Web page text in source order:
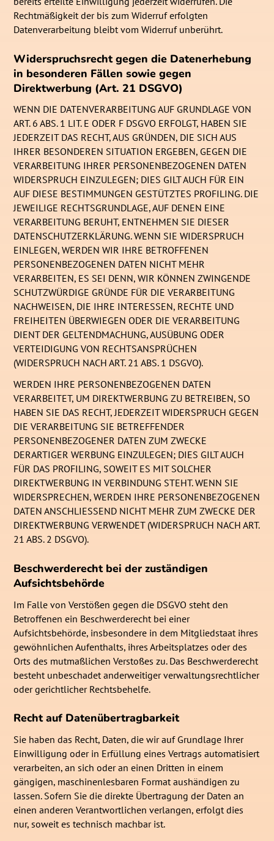
Rechtmäßigkeit der bis zum Widerruf erfolgten
Datenverarbeitung bleibt vom Widerruf unberührt.
Widerspruchsrecht gegen die Datenerhebung
in besonderen Fällen sowie gegen
Direktwerbung (Art. 21 DSGVO)
WENN DIE DATENVERARBEITUNG AUF GRUNDLAGE VON
ART. 6 ABS. 1 LIT. E ODER F DSGVO ERFOLGT, HABEN SIE
JEDERZEIT DAS RECHT, AUS GRÜNDEN, DIE SICH AUS
IHRER BESONDEREN SITUATION ERGEBEN, GEGEN DIE
VERARBEITUNG IHRER PERSONENBEZOGENEN DATEN
WIDERSPRUCH EINZULEGEN; DIES GILT AUCH FÜR EIN
AUF DIESE BESTIMMUNGEN GESTÜTZTES PROFILING. DIE
JEWEILIGE RECHTSGRUNDLAGE, AUF DENEN EINE
VERARBEITUNG BERUHT, ENTNEHMEN SIE DIESER
DATENSCHUTZERKLÄRUNG. WENN SIE WIDERSPRUCH
EINLEGEN, WERDEN WIR IHRE BETROFFENEN
PERSONENBEZOGENEN DATEN NICHT MEHR
VERARBEITEN, ES SEI DENN, WIR KÖNNEN ZWINGENDE
SCHUTZWÜRDIGE GRÜNDE FÜR DIE VERARBEITUNG
NACHWEISEN, DIE IHRE INTERESSEN, RECHTE UND
FREIHEITEN ÜBERWIEGEN ODER DIE VERARBEITUNG
DIENT DER GELTENDMACHUNG, AUSÜBUNG ODER
VERTEIDIGUNG VON RECHTSANSPRÜCHEN
(WIDERSPRUCH NACH ART. 21 ABS. 1 DSGVO).
WERDEN IHRE PERSONENBEZOGENEN DATEN
VERARBEITET, UM DIREKTWERBUNG ZU BETREIBEN, SO
HABEN SIE DAS RECHT, JEDERZEIT WIDERSPRUCH GEGEN
DIE VERARBEITUNG SIE BETREFFENDER
PERSONENBEZOGENER DATEN ZUM ZWECKE
DERARTIGER WERBUNG EINZULEGEN; DIES GILT AUCH
FÜR DAS PROFILING, SOWEIT ES MIT SOLCHER
DIREKTWERBUNG IN VERBINDUNG STEHT. WENN SIE
WIDERSPRECHEN, WERDEN IHRE PERSONENBEZOGENEN
DATEN ANSCHLIESSEND NICHT MEHR ZUM ZWECKE DER
DIREKTWERBUNG VERWENDET (WIDERSPRUCH NACH ART.
21 ABS. 2 DSGVO).
Beschwerde­recht bei der zuständigen
Aufsichts­behörde
Im Falle von Verstößen gegen die DSGVO steht den
Betroffenen ein Beschwerderecht bei einer
Aufsichtsbehörde, insbesondere in dem Mitgliedstaat ihres
gewöhnlichen Aufenthalts, ihres Arbeitsplatzes oder des
Orts des mutmaßlichen Verstoßes zu. Das Beschwerderecht
besteht unbeschadet anderweitiger verwaltungsrechtlicher
oder gerichtlicher Rechtsbehelfe.
Recht auf Daten­übertrag­barkeit
Sie haben das Recht, Daten, die wir auf Grundlage Ihrer
Einwilligung oder in Erfüllung eines Vertrags automatisiert
verarbeiten, an sich oder an einen Dritten in einem
gängigen, maschinenlesbaren Format aushändigen zu
lassen. Sofern Sie die direkte Übertragung der Daten an
einen anderen Verantwortlichen verlangen, erfolgt dies
nur, soweit es technisch machbar ist.